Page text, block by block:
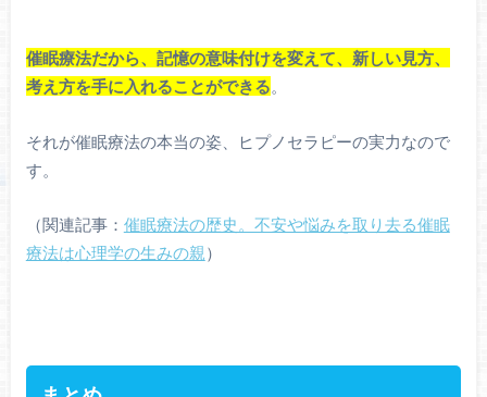
催眠療法だから、記憶の意味付けを変えて、新しい見方、
考え方を手に入れることができる。
それが催眠療法の本当の姿、ヒプノセラピーの実力なので
す。
（関連記事： 催眠療法の歴史。不安や悩みを取り去る催眠
療法は心理学の生みの親）